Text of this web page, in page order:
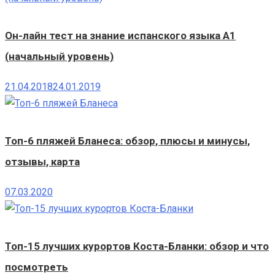
Он-лайн тест на знание испанского языка A1
(начальный уровень)
21.04.201824.01.2019
Топ-6 пляжей Бланеса: обзор, плюсы и минусы,
отзывы, карта
07.03.2020
Топ-15 лучших курортов Коста-Бланки: обзор и что
посмотреть